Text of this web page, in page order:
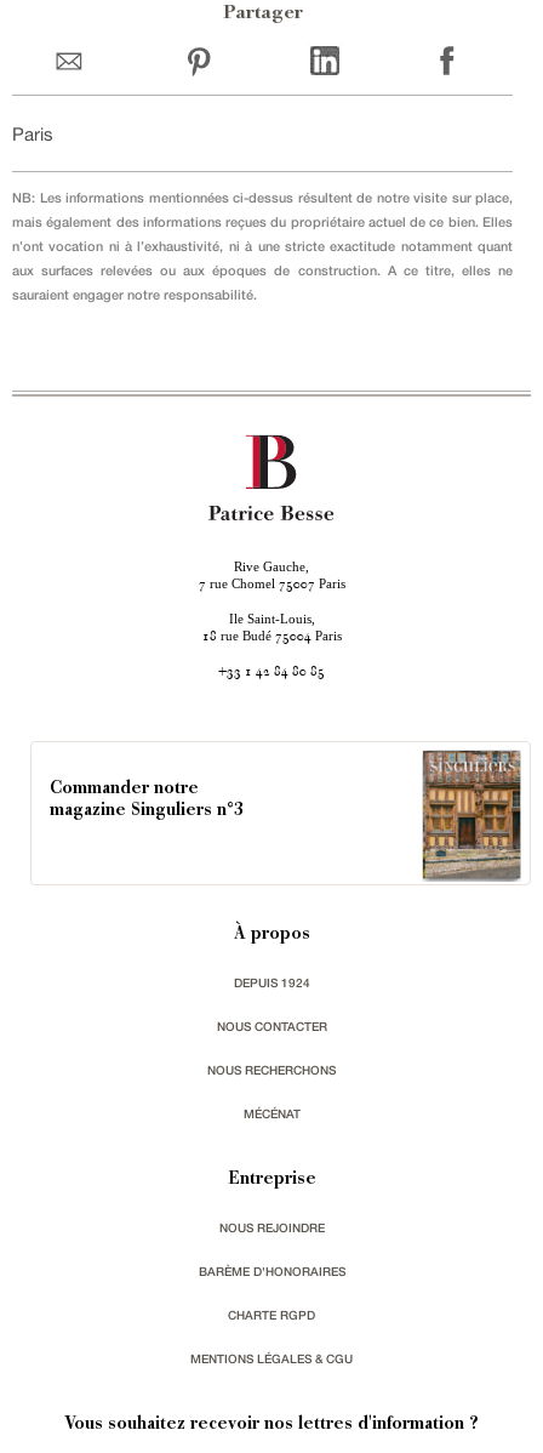
Partager
Paris
NB: Les informations mentionnées ci-dessus résultent de notre visite sur place,
mais également des informations reçues du propriétaire actuel de ce bien. Elles
n’ont vocation ni à l’exhaustivité, ni à une stricte exactitude notamment quant
aux surfaces relevées ou aux époques de construction. A ce titre, elles ne
sauraient engager notre responsabilité.
Rive Gauche,
7 rue Chomel 75007 Paris
Ile Saint-Louis,
18 rue Budé 75004 Paris
+33 1 42 84 80 85
Commander notre
magazine Singuliers n°3
À propos
DEPUIS 1924
NOUS CONTACTER
NOUS RECHERCHONS
MÉCÉNAT
Entreprise
NOUS REJOINDRE
BARÈME D'HONORAIRES
CHARTE RGPD
MENTIONS LÉGALES & CGU
Vous souhaitez recevoir nos lettres d'information ?